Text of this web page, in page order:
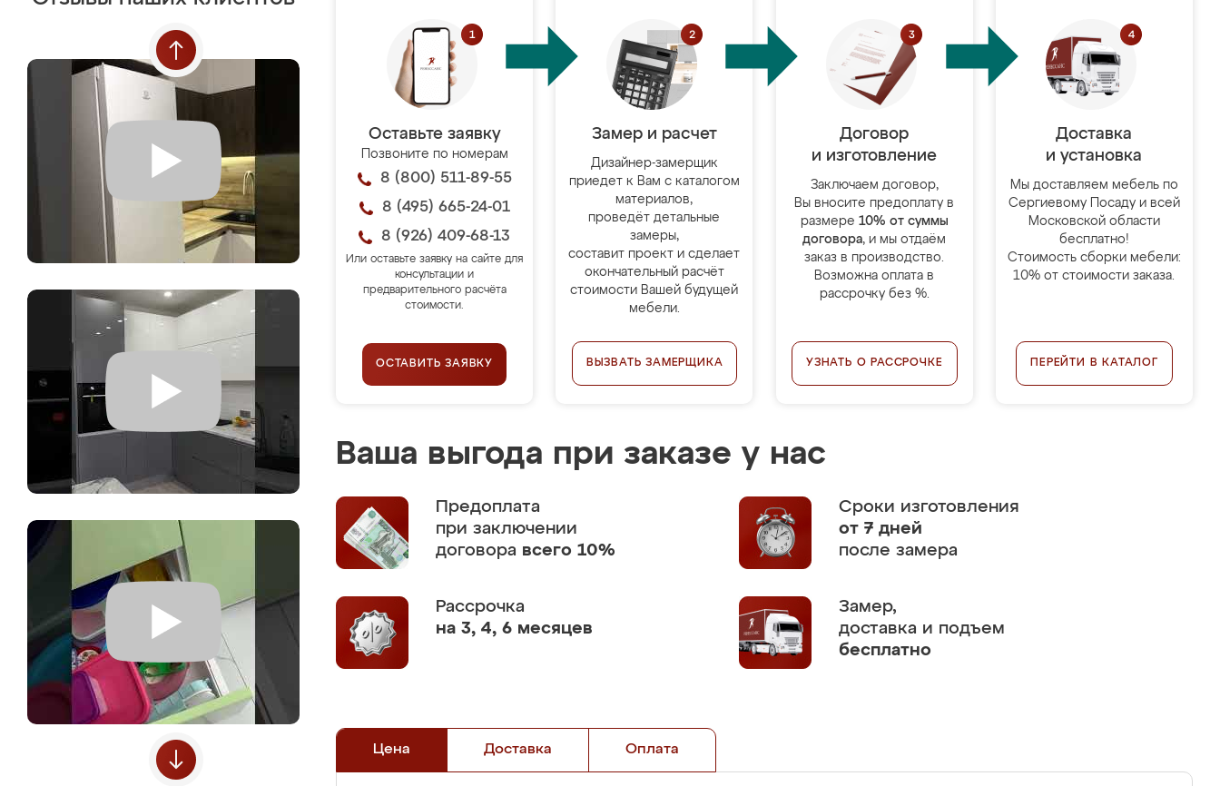
Оставьте заявку
Позвоните по номерам
8 (800) 511-89-55
8 (495) 665-24-01
8 (926) 409-68-13
Или оставьте заявку на сайте для
консультации и
предварительного расчёта
стоимости.
ОСТАВИТЬ ЗАЯВКУ
Замер и расчет
Дизайнер-замерщик
приедет к Вам с каталогом
материалов,
проведёт детальные
замеры,
составит проект и сделает
окончательный расчёт
стоимости Вашей будущей
мебели.
ВЫЗВАТЬ ЗАМЕРЩИКА
Договор
и изготовление
Заключаем договор,
Вы вносите предоплату в
размере 10% от суммы
договора, и мы отдаём
заказ в производство.
Возможна оплата в
рассрочку без %.
УЗНАТЬ О РАССРОЧКЕ
Доставка
и установка
Мы доставляем мебель по
Сергиевому Посаду и всей
Московской области
бесплатно!
Стоимость сборки мебели:
10% от стоимости заказа.
ПЕРЕЙТИ В КАТАЛОГ
Ваша выгода при заказе у нас
Предоплата
при заключении
договора всего 10%
Сроки изготовления
от 7 дней
после замера
Рассрочка
на 3, 4, 6 месяцев
Замер,
доставка и подъем
бесплатно
Цена Доставка Оплата